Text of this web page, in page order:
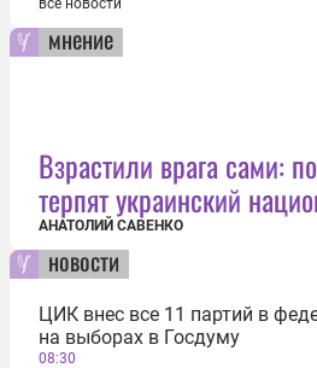
все новости
мнение
Взрастили врага сами:
терпят украинский
АНАТОЛИЙ САВЕНКО
новости
ЦИК внес все 11 партий в
на выборах в Госдуму
08:30